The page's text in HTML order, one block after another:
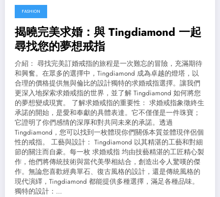
March 12, 2024
FASHION
揭曉完美求婚：與 Tingdiamond 一起
尋找您的夢想戒指
介紹： 尋找完美訂婚戒指的旅程是一次難忘的冒險，充滿期待
和興奮。在眾多的選擇中，Tingdiamond 成為卓越的燈塔，以
合理的價格提供無與倫比的設計獨特的求婚戒指選擇。讓我們
更深入地探索求婚戒指的世界，並了解 Tingdiamond 如何將您
的夢想變成現實。 了解求婚戒指的重要性： 求婚戒指象徵終生
承諾的開始，是愛和奉獻的具體表達。它不僅僅是一件珠寶；
它證明了你們感情的深厚和對共同未來的承諾。透過
Tingdiamond，您可以找到一枚體現你們關係本質並體現伴侶個
性的戒指。 工藝與設計： Tingdiamond 以其精湛的工藝和對細
節的關注而自豪。每一枚 求婚戒指 均由技藝精湛的工匠精心製
作，他們將傳統技術與當代美學相結合，創造出令人驚嘆的傑
作。無論您喜歡經典單石、復古風格的設計，還是傳統風格的
現代演繹，Tingdiamond 都能提供多種選擇，滿足各種品味。
獨特的設計：…